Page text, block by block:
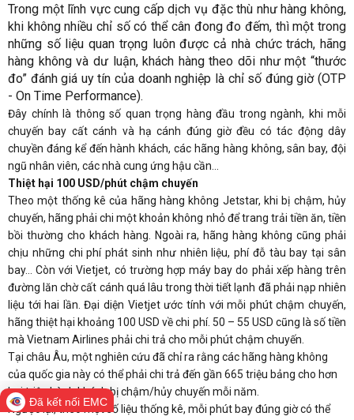
Trong một lĩnh vực cung cấp dịch vụ đặc thù như hàng không,
khi không nhiều chỉ số có thể cân đong đo đếm, thì một trong
những số liệu quan trọng luôn được cả nhà chức trách, hãng
hàng không và dư luận, khách hàng theo dõi như một “thước
đo” đánh giá uy tín của doanh nghiệp là chỉ số đúng giờ (OTP
- On Time Performance).
Đây chính là thông số quan trọng hàng đầu trong ngành, khi mỗi
chuyến bay cất cánh và hạ cánh đúng giờ đều có tác động dây
chuyền đáng kể đến hành khách, các hãng hàng không, sân bay, đội
ngũ nhân viên, các nhà cung ứng hậu cần...
Thiệt hại 100 USD/phút chậm chuyến
Theo một thống kê của hãng hàng không Jetstar, khi bị chậm, hủy
chuyến, hãng phải chi một khoản không nhỏ để trang trải tiền ăn, tiền
bồi thường cho khách hàng. Ngoài ra, hãng hàng không cũng phải
chịu những chi phí phát sinh như nhiên liệu, phí đỗ tàu bay tại sân
bay… Còn với Vietjet, có trường hợp máy bay do phải xếp hàng trên
đường lăn chờ cất cánh quá lâu trong thời tiết lạnh đã phải nạp nhiên
liệu tới hai lần. Đại diện Vietjet ước tính với mỗi phút chậm chuyến,
hãng thiệt hại khoảng 100 USD về chi phí. 50 – 55 USD cũng là số tiền
mà Vietnam Airlines phải chi trả cho mỗi phút chậm chuyến.
Tại châu Âu, một nghiên cứu đã chỉ ra rằng các hãng hàng không
của quốc gia này có thể phải chi trả đến gần 665 triệu bảng cho hơn
hai triệu hành khách bị chậm/hủy chuyến mỗi năm.
Ngược lại, theo một số liệu thống kê, mỗi phút bay đúng giờ có thể
Đã kết nối EMC